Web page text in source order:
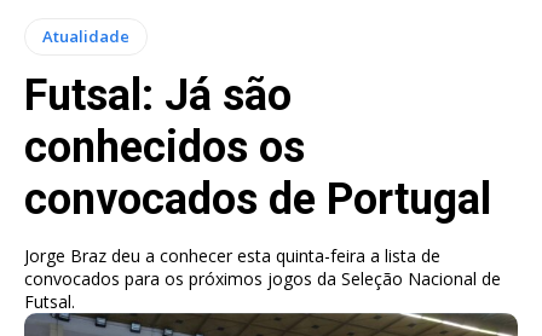
Atualidade
Futsal: Já são
conhecidos os
convocados de Portugal
Jorge Braz deu a conhecer esta quinta-feira a lista de
convocados para os próximos jogos da Seleção Nacional de
Futsal.